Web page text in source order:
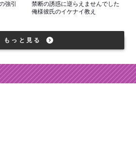
強引
禁断の誘惑に逆らえませんでした
俺様彼氏のイケナイ教え
もっと見る